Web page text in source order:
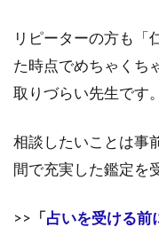
リピーターの方も「
た時点でめちゃくち
取りづらい先生です。
相談したいことは事
間で充実した鑑定を
>> 「占いを受ける前